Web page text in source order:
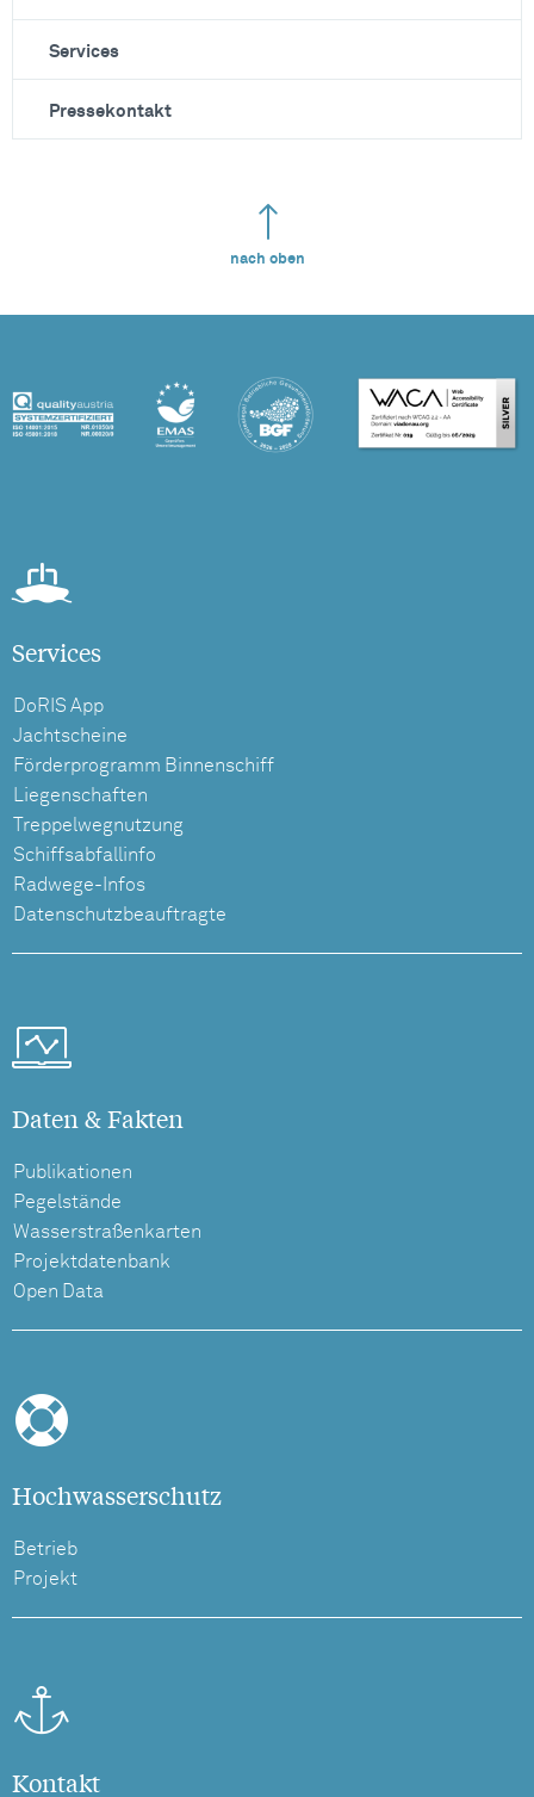
Services
Pressekontakt
nach oben
Services
DoRIS App
Jachtscheine
Förderprogramm Binnenschiff
Liegenschaften
Treppelwegnutzung
Schiffsabfallinfo
Radwege-Infos
Datenschutzbeauftragte
Daten & Fakten
Publikationen
Pegelstände
Wasserstraßenkarten
Projektdatenbank
Open Data
Hochwasserschutz
Betrieb
Projekt
Kontakt